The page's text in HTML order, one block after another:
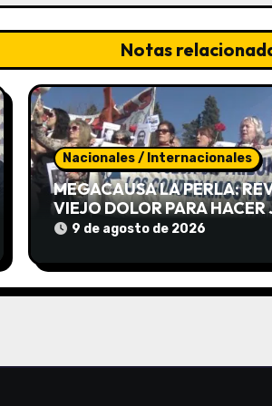
Notas
Nacionales / Internacionales
MEGACAUSA LA PERLA:
VIEJO DOLOR PARA
9 de agosto de 2026